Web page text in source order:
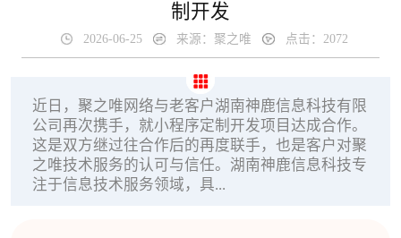
制开发
2026-06-25 来源：聚之唯 点击：2072
近日，聚之唯网络与老客户湖南神鹿信息科技有限
公司再次携手，就小程序定制开发项目达成合作。
这是双方继过往合作后的再度联手，也是客户对聚
之唯技术服务的认可与信任。湖南神鹿信息科技专
注于信息技术服务领域，具...